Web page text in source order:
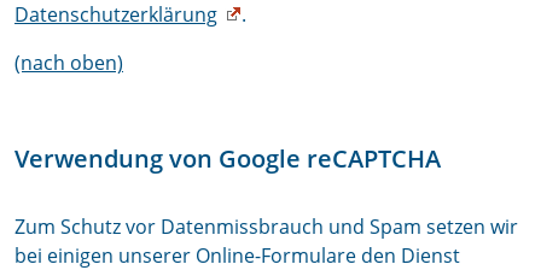
Datenschutzerklärung
.
(nach oben)
Verwendung von Google reCAPTCHA
Zum Schutz vor Datenmissbrauch und Spam setzen wir
bei einigen unserer Online-Formulare den Dienst